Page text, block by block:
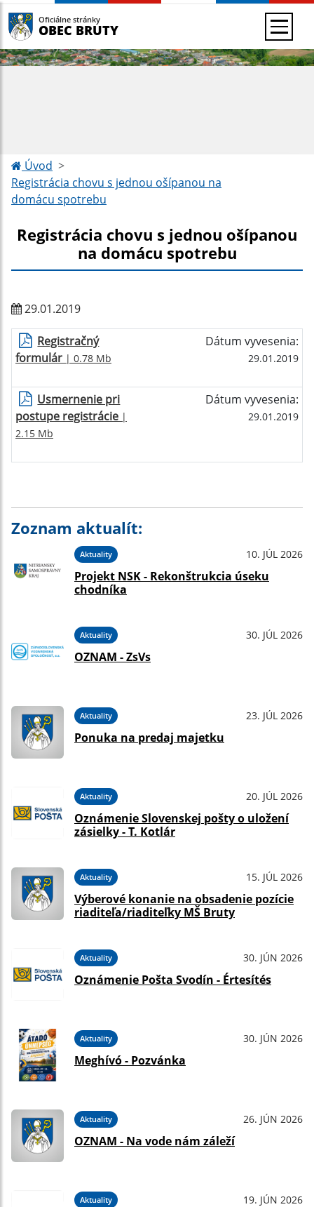
Oficiálne stránky
OBEC BRUTY
Úvod
Registrácia chovu s jednou ošípanou na
domácu spotrebu
Registrácia chovu s jednou ošípanou
na domácu spotrebu
29.01.2019
Registračný
formulár | 0.78 Mb
Dátum vyvesenia:
29.01.2019
Usmernenie pri
postupe registrácie |
2.15 Mb
Dátum vyvesenia:
29.01.2019
Zoznam aktualít:
Aktuality 10. JÚL 2026
Projekt NSK - Rekonštrukcia úseku
chodníka
Aktuality 30. JÚL 2026
OZNAM - ZsVs
Aktuality 23. JÚL 2026
Ponuka na predaj majetku
Aktuality 20. JÚL 2026
Oznámenie Slovenskej pošty o uložení
zásielky - T. Kotlár
Aktuality 15. JÚL 2026
Výberové konanie na obsadenie pozície
riaditeľa/riaditeľky MŠ Bruty
Aktuality 30. JÚN 2026
Oznámenie Pošta Svodín - Értesítés
Aktuality 30. JÚN 2026
Meghívó - Pozvánka
Aktuality 26. JÚN 2026
OZNAM - Na vode nám záleží
Aktuality 19. JÚN 2026